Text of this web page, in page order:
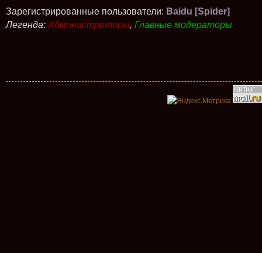
Зарегистрированные пользователи: Baidu [Spider]
Легенда: Администраторы, Главные модераторы